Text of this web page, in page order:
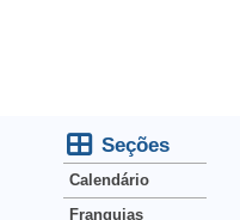
Seções
Calendário
Franquias